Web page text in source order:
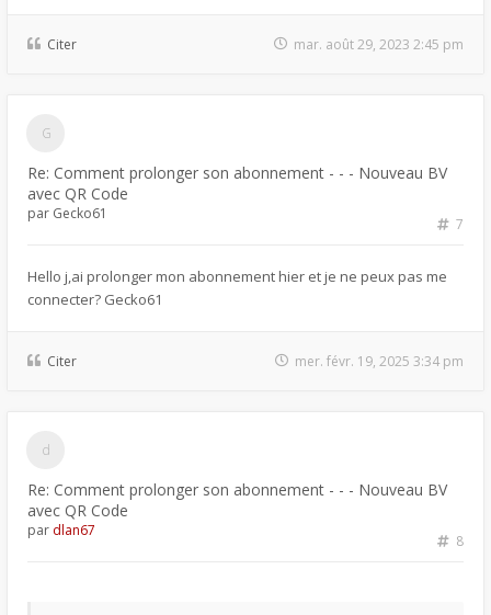
Citer mar. août 29, 2023 2:45 pm
Re: Comment prolonger son abonnement - - - Nouveau BV
avec QR Code
7
par Gecko61
Hello j,ai prolonger mon abonnement hier et je ne peux pas me
connecter? Gecko61
Citer mer. févr. 19, 2025 3:34 pm
Re: Comment prolonger son abonnement - - - Nouveau BV
avec QR Code
8
par dlan67